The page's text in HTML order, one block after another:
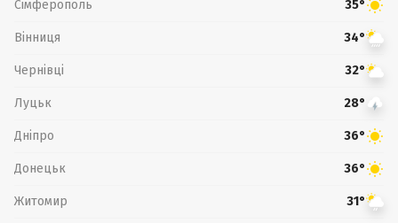
Сімферополь 35°
Вінниця 34°
Чернівці 32°
Луцьк 28°
Дніпро 36°
Донецьк 36°
Житомир 31°